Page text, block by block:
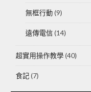
無框行動(9)
遠傳電信(14)
超實用操作教學(40)
食記(7)